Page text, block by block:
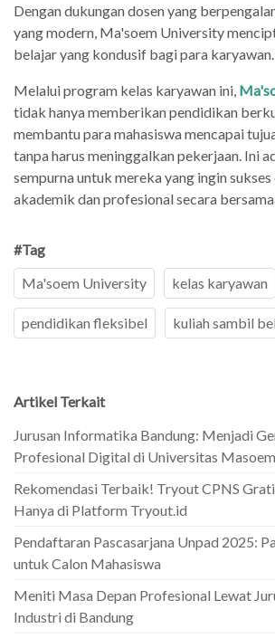
Dengan dukungan dosen yang
yang modern, Ma'soem University
belajar yang kondusif bagi para karyawan.
Melalui program kelas karyawan ini,
tidak hanya memberikan pendidikan
membantu para mahasiswa mencapai
tanpa harus meninggalkan pekerjaan. Ini
sempurna untuk mereka yang ingin sukses
akademik dan profesional secara
#Tag
Ma'soem University
kelas karyawan
pendidikan fleksibel kuliah sambil
Artikel Terkait
Jurusan Informatika Bandung: Menjadi
Profesional Digital di Universitas Masoem
Rekomendasi Terbaik! Tryout CPNS
Hanya di Platform Tryout.id
Pendaftaran Pascasarjana Unpad 2025:
untuk Calon Mahasiswa
Meniti Masa Depan Profesional Lewat
Industri di Bandung